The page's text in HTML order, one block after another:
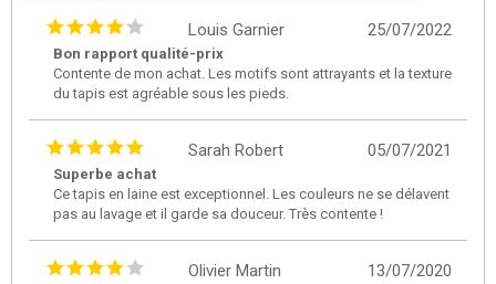
25/07/2022
Louis Garnier
Bon rapport qualité-prix
Contente de mon achat. Les motifs sont attrayants et la texture
du tapis est agréable sous les pieds.
05/07/2021
Sarah Robert
Superbe achat
Ce tapis en laine est exceptionnel. Les couleurs ne se délavent
pas au lavage et il garde sa douceur. Très contente !
13/07/2020
Olivier Martin